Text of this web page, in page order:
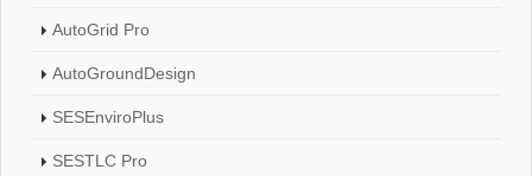
AutoGrid Pro
AutoGroundDesign
SESEnviroPlus
SESTLC Pro